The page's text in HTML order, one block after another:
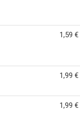
1,59 €
1,99 €
1,99 €